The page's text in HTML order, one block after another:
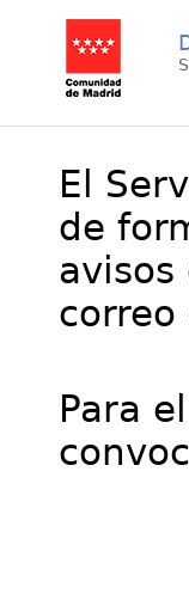
El
de
avisos
correo
Para